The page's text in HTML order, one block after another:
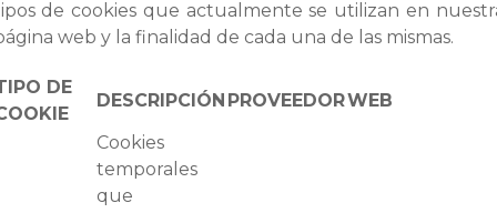
de cookies que actualmente se utilizan en
web y la finalidad de cada una de las mismas.
DE
DESCRIPCIÓN PROVEEDORWEB
Cookies
temporales
que